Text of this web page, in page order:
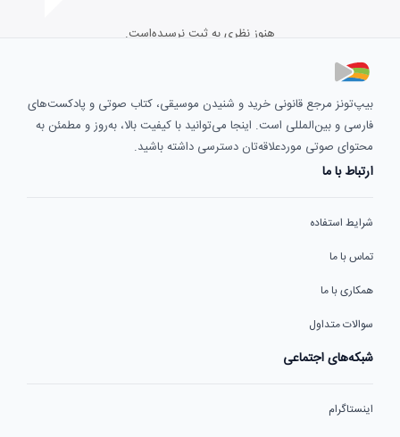
هنوز نظری به ثبت نرسیده‌است.
بیپ‌تونز مرجع قانونی خرید و شنیدن موسیقی، کتاب صوتی و پادکست‌های
فارسی و بین‌المللی است. اینجا می‌توانید با کیفیت بالا، به‌روز و مطمئن به
محتوای صوتی موردعلاقه‌تان دسترسی داشته باشید.
ارتباط با ما
شرایط استفاده
تماس با ما
همکاری با ما
سوالات متداول
شبکه‌های اجتماعی
اینستاگرام